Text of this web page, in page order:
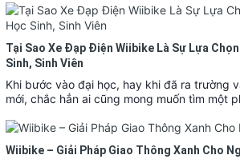
Tại Sao Xe Đạp Điện Wiibike Là Sự Lựa
Sinh, Sinh Viên
Khi bước vào đại học, hay khi đã ra trường
mới, chắc hẳn ai cũng mong muốn tìm một
Wiibike – Giải Pháp Giao Thông Xanh Cho